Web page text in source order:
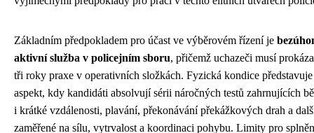
Základním předpokladem pro účast ve výběrovém řízení je
aktivní služba v policejním sboru, přičemž uchazeči musí
tři roky praxe v operativních složkách. Fyzická kondice
aspekt, kdy kandidáti absolvují sérii náročných testů zahrnujících
i krátké vzdálenosti, plavání, překonávání překážkových drah a
zaměřené na sílu, vytrvalost a koordinaci pohybu. Limity pro